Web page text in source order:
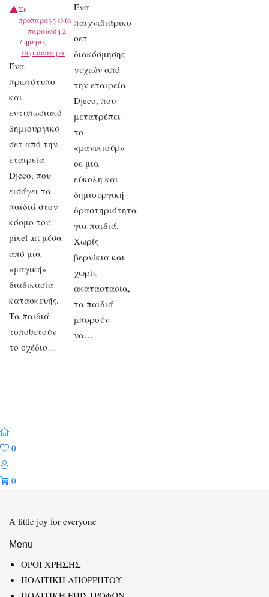
Σε
προπαραγγελία
— παράδοση 2–
7 ημέρες.
Περισσότερα
Ένα
πρωτότυπο
και
εντυπωσιακό
δημιουργικό
σετ από την
εταιρεία
Djeco, που
εισάγει τα
παιδιά στον
κόσμο του
pixel art μέσα
από μια
«μαγική»
διαδικασία
κατασκευής.
Τα παιδιά
τοποθετούν
το σχέδιο…
Ένα
παιχνιδιάρικο
σετ
διακόσμησης
νυχιών από
την εταιρεία
Djeco, που
μετατρέπει
το
«μανικιούρ»
σε μια
εύκολη και
δημιουργική
δραστηριότητα
για παιδιά.
Χωρίς
βερνίκια και
χωρίς
ακαταστασία,
τα παιδιά
μπορούν
να…
0
0
A little joy for everyone
Menu
ΟΡΟΙ ΧΡΗΣΗΣ
ΠΟΛΙΤΙΚΗ ΑΠΟΡΡΗΤΟΥ